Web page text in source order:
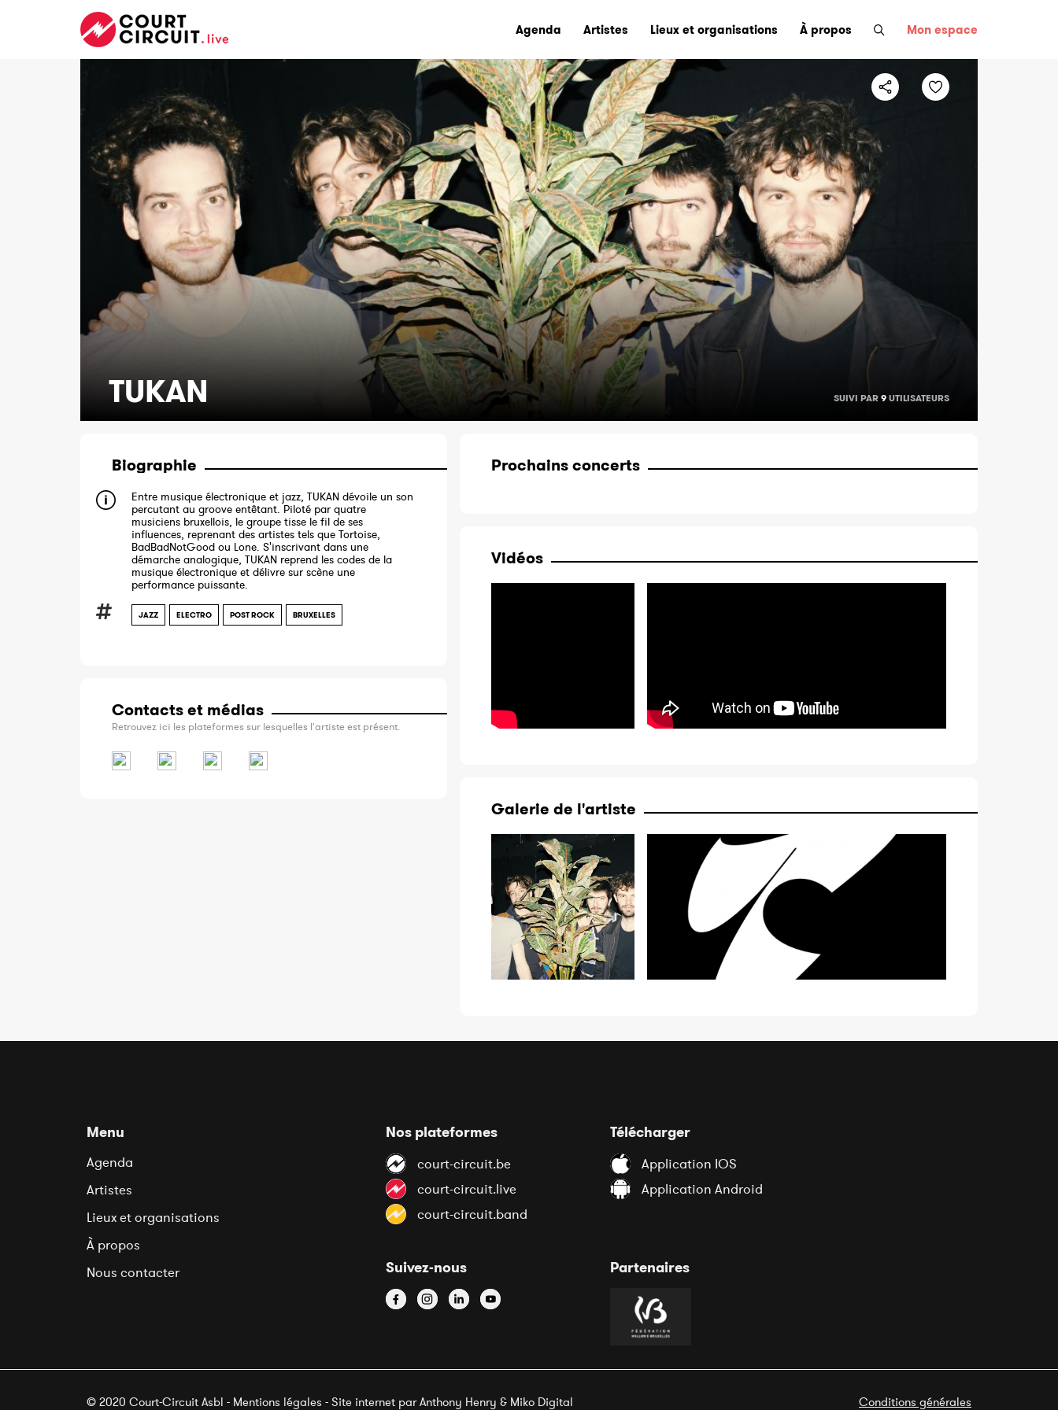
Agenda Artistes Lieux et organisations À propos Mon espace
TUKAN SUIVI PAR 9 UTILISATEURS
Biographie
Entre musique électronique et jazz, TUKAN dévoile un son
percutant au groove entêtant. Piloté par quatre
musiciens bruxellois, le groupe tisse le fil de ses
influences, reprenant des artistes tels que Tortoise,
BadBadNotGood ou Lone. S'inscrivant dans une
démarche analogique, TUKAN reprend les codes de la
musique électronique et délivre sur scène une
performance puissante.
JAZZ ELECTRO POST ROCK BRUXELLES
Contacts et médias
Retrouvez ici les plateformes sur lesquelles l'artiste est présent.
Prochains concerts
Vidéos
Galerie de l'artiste
Menu
Agenda
Artistes
Lieux et organisations
À propos
Nous contacter
Nos plateformes
court-circuit.be
court-circuit.live
court-circuit.band
Suivez-nous
Télécharger
Application IOS
Application Android
Partenaires
© 2020 Court-Circuit Asbl - Mentions légales - Site internet par Anthony Henry & Miko Digital Conditions générales